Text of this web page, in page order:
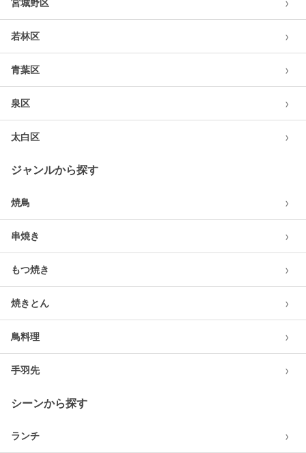
宮城野区
若林区 ›
青葉区 ›
泉区 ›
太白区 ›
ジャンルから探す
焼鳥 ›
串焼き ›
もつ焼き ›
焼きとん ›
鳥料理 ›
手羽先 ›
シーンから探す
ランチ ›